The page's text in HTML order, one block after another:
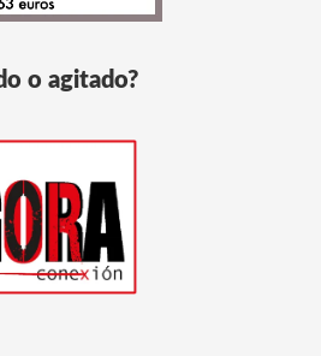
o agitado?